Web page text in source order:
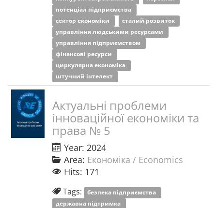
потенціал підприємства
сектор економіки
сталий розвиток
управління людськими ресурсами
управління підприємством
фінансові ресурси
циркулярна економіка
штучний інтелект
Актуальні проблеми
інноваційної економіки та
права № 5
Year: 2024
Area: Економіка / Economics
Hits: 171
Tags: безпека підприємства
державна підтримка